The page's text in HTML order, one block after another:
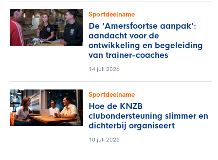
Sportdeelname
De ‘Amersfoortse aanpak’:
aandacht voor de
ontwikkeling en begeleiding
van trainer-coaches
14 juli 2026
Sportdeelname
Hoe de KNZB
clubondersteuning slimmer en
dichterbij organiseert
10 juli 2026